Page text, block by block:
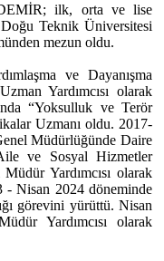
ilk, orta ve lise
Teknik Üniversitesi
mezun oldu.
ve Dayanışma
Yardımcısı olarak
“Yoksulluk ve Terör
Uzmanı oldu. 2017-
Müdürlüğünde Daire
ve Sosyal Hizmetler
Yardımcısı olarak
Nisan 2024 döneminde
görevini yürüttü. Nisan
Yardımcısı olarak